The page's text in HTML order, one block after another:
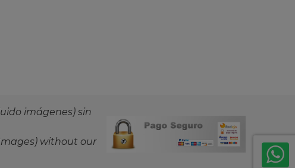
imágenes) sin
without our